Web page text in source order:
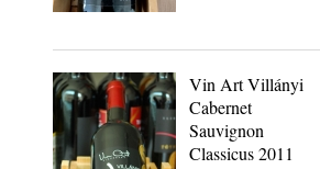
Vin Art Villányi
Cabernet
Sauvignon
Classicus 2011